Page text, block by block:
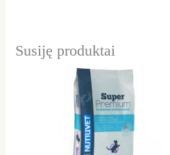
Susiję produktai